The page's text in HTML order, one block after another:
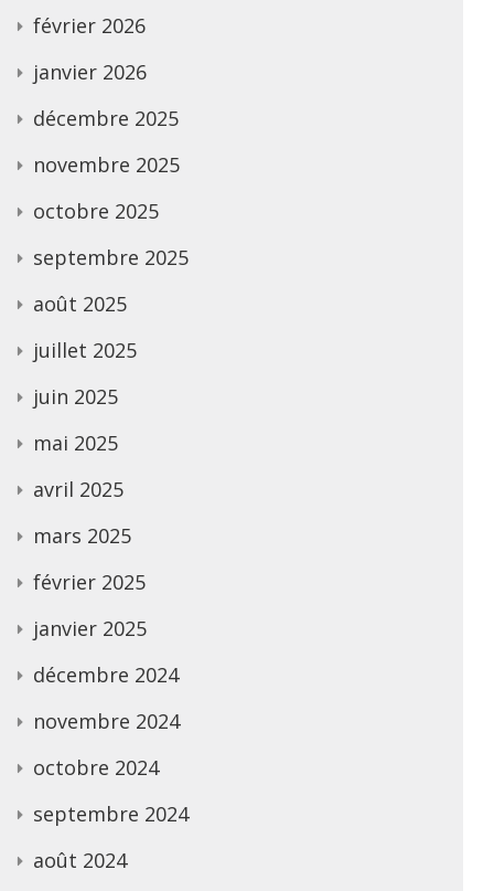
février 2026
janvier 2026
décembre 2025
novembre 2025
octobre 2025
septembre 2025
août 2025
juillet 2025
juin 2025
mai 2025
avril 2025
mars 2025
février 2025
janvier 2025
décembre 2024
novembre 2024
octobre 2024
septembre 2024
août 2024